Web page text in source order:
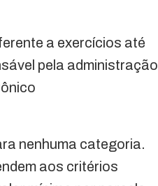
a exercícios até
pela administração
nenhuma categoria.
aos critérios